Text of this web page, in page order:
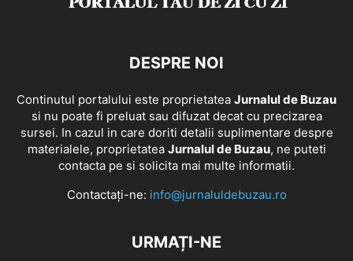
DESPRE NOI
Continutul portalului este proprietatea Jurnalul de Buzau
si nu poate fi preluat sau difuzat decat cu precizarea
sursei. In cazul in care doriti detalii suplimentare despre
materialele, proprietatea Jurnalul de Buzau, ne puteti
contacta pe si solicita mai multe informatii.
Contactați-ne: info@jurnaluldebuzau.ro
URMAȚI-NE